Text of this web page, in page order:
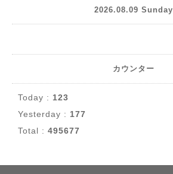
2026.08.09 Sunday
カウンター
Today : 123
Yesterday : 177
Total : 495677